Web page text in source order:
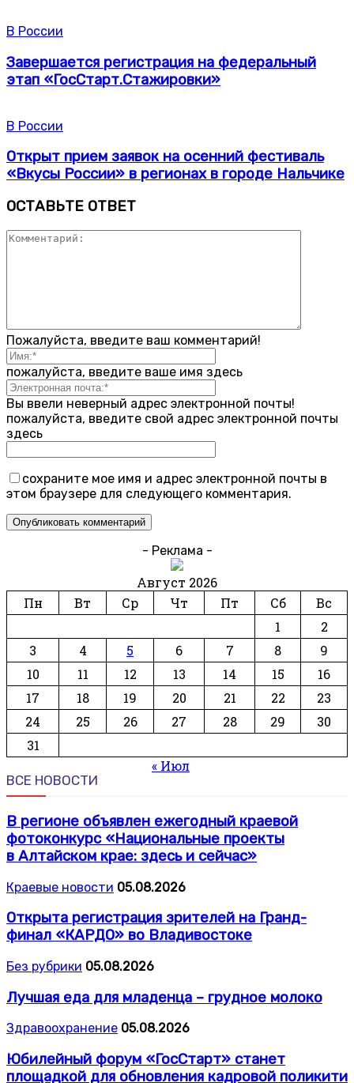
В России
Завершается регистрация на федеральный
этап «ГосСтарт.Стажировки»
В России
Открыт прием заявок на осенний фестиваль
«Вкусы России» в регионах в городе Нальчике
ОСТАВЬТЕ ОТВЕТ
Пожалуйста, введите ваш комментарий!
пожалуйста, введите ваше имя здесь
Вы ввели неверный адрес электронной почты!
пожалуйста, введите свой адрес электронной почты
здесь
сохраните мое имя и адрес электронной почты в
этом браузере для следующего комментария.
- Реклама -
Август 2026
Пн
Вт Ср Чт Пт Сб
Вс
1
2
3
4 5 6 7 8
9
10
11 12 13 14 15
16
17
18 19 20 21 22
23
24
25 26 27 28 29
30
31
« Июл
ВСЕ НОВОСТИ
В регионе объявлен ежегодный краевой
фотоконкурс «Национальные проекты
в Алтайском крае: здесь и сейчас»
Краевые новости 05.08.2026
Открыта регистрация зрителей на Гранд-
финал «КАРДО» во Владивостоке
Без рубрики 05.08.2026
Лучшая еда для младенца – грудное молоко
Здравоохранение 05.08.2026
Юбилейный форум «ГосСтарт» станет
площадкой для обновления кадровой поликити